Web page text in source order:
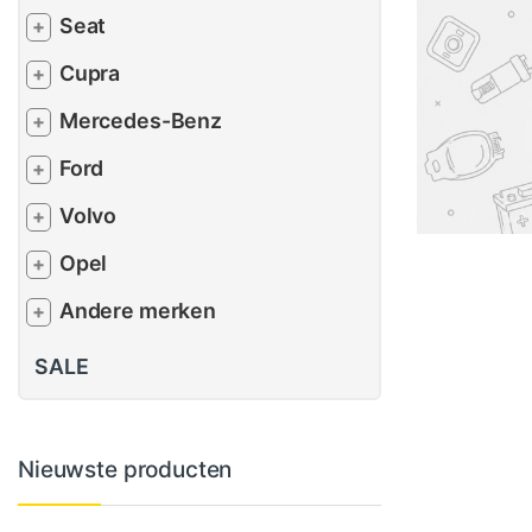
+ Seat
+ Cupra
+ Mercedes-Benz
+ Ford
+ Volvo
+ Opel
+ Andere merken
SALE
Nieuwste producten